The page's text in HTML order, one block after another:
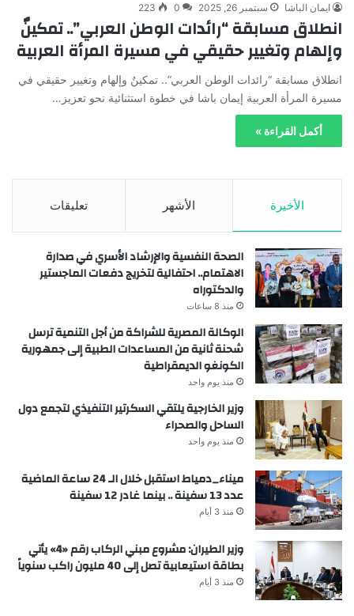
ايمان الباشا سبتمبر 26, 2025 0
223
انطلاق مسابقة “رائدات الوطن العربي”.. تمكينٌ
وإلهام وتغيير حقيقي في مسيرة المرأة العربية
انطلاق مسابقة “رائدات الوطن العربي”.. تمكينٌ وإلهام وتغيير حقيقي في
مسيرة المرأة العربية إيمان باشا في خطوة استثنائية نحو تعزيز…
أكمل القراءة »
الأخيرة الأشهر تعليقات
الصحة النفسية والإرشاد الأسري في صدارة
الاهتمام.. احتفالية لتخريج دفعات الماجستير
والدكتوراه
منذ 8 ساعات
الوكالة المصرية للشراكة من أجل التنمية ترسل
شحنة ثانية من المساعدات الطبية إلى جمهورية
الكونغو الديمقراطية
منذ يوم واحد
وزير الخارجية يلتقي السكرتير التنفيذي لتجمع دول
الساحل والصحراء
منذ يوم واحد
ميناء_دمياط استقبل خلال الـ 24 ساعة الماضية
عدد 13 سفينة .. بينما غادر 12 سفينة
منذ 3 أيام
وزير الطيران: مشروع مبني الركاب رقم «4» يأتي
بطاقة استيعابية تصل إلى 40 مليون راكب سنوياً
منذ 3 أيام